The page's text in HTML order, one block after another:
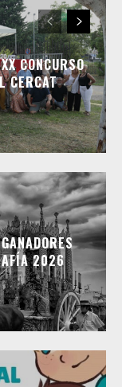
CONCURSO
CERCAT
2026